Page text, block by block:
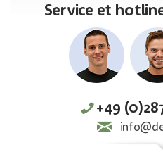
Service et
+49